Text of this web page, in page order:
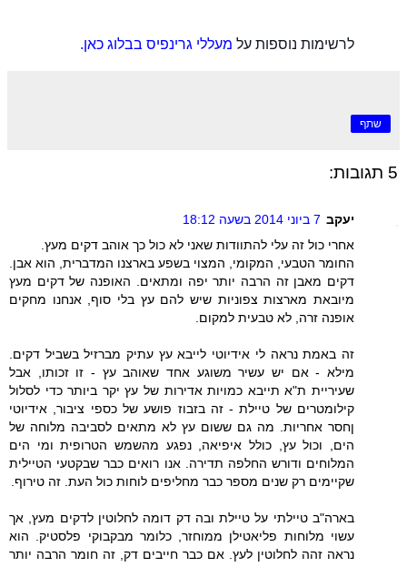
לרשימות נוספות על מעללי גרינפיס בבלוג כאן.
שתף
5 תגובות:
יעקב 7 ביוני 2014 בשעה 18:12
אחרי כול זה עלי להתוודות שאני לא כול כך אוהב דקים מעץ.
החומר הטבעי, המקומי, המצוי בשפע בארצנו המדברית, הוא אבן.
דקים מאבן זה הרבה יותר יפה ומתאים. האופנה של דקים מעץ
מיובאת מארצות צפוניות שיש להם עץ בלי סוף, אנחנו מחקים
אופנה זרה, לא טבעית למקום.
זה באמת נראה לי אידיוטי לייבא עץ עתיק מברזיל בשביל דקים.
מילא - אם יש עשיר משוגע אחד שאוהב עץ - זו זכותו, אבל
שעיריית ת"א תייבא כמויות אדירות של עץ יקר ביותר כדי לסלול
קילומטרים של טיילת - זה בזבוז פושע של כספי ציבור, אידיוטי
ןחסר אחריות. מה גם ששום עץ לא מתאים לסביבה מלוחה של
הים, וכול עץ, כולל איפיאה, נפגע מהשמש הטרופית ומי הים
המלוחים ודורש החלפה תדירה. אנו רואים כבר שבקטעי הטיילית
שקיימים רק שנים מספר כבר מחליפים לוחות כול העת. זה טירוף.
בארה"ב טיילתי על טיילת ובה דק דומה לחלוטין לדקים מעץ, אך
עשוי מלוחות פליאטילן ממוחזר, כלומר מבקבוקי פלסטיק. הוא
נראה זהה לחלוטין לעץ. אם כבר חייבים דק, זה חומר הרבה יותר